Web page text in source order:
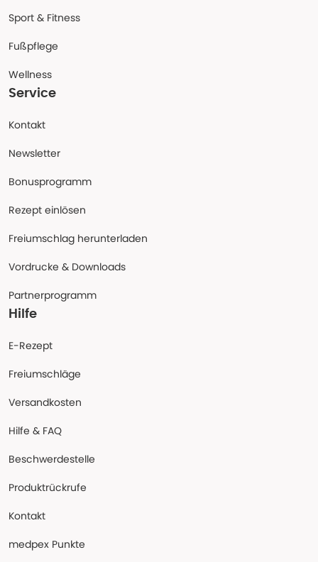
Sport & Fitness
Fußpflege
Wellness
Service
Kontakt
Newsletter
Bonusprogramm
Rezept einlösen
Freiumschlag herunterladen
Vordrucke & Downloads
Partnerprogramm
Hilfe
E-Rezept
Freiumschläge
Versandkosten
Hilfe & FAQ
Beschwerdestelle
Produktrückrufe
Kontakt
medpex Punkte